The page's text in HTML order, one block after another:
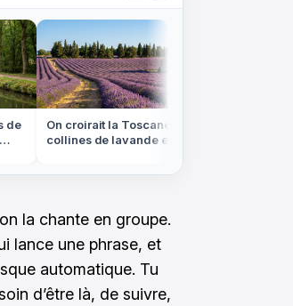
On croirait la Toscane, mais ces
collines de lavande et de cyprès
le ciel
la chante en groupe.
lance une phrase, et
automatique. Tu
d’être là, de suivre,